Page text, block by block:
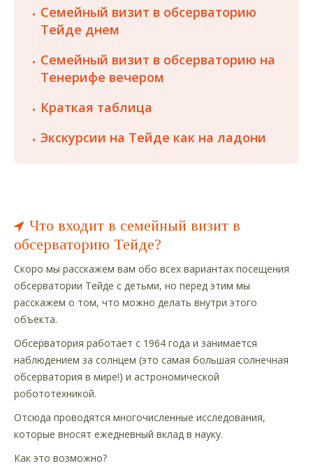
Семейный визит в обсерваторию
Тейде днем
Семейный визит в обсерваторию на
Тенерифе вечером
Краткая таблица
Экскурсии на Тейде как на ладони
Что входит в семейный визит в
обсерваторию Тейде?
Скоро мы расскажем вам обо всех вариантах посещения
обсерватории Тейде с детьми, но перед этим мы
расскажем о том, что можно делать внутри этого
объекта.
Обсерватория работает с 1964 года и занимается
наблюдением за солнцем (это самая большая солнечная
обсерватория в мире!) и астрономической
робототехникой.
Отсюда проводятся многочисленные исследования,
которые вносят ежедневный вклад в науку.
Как это возможно?